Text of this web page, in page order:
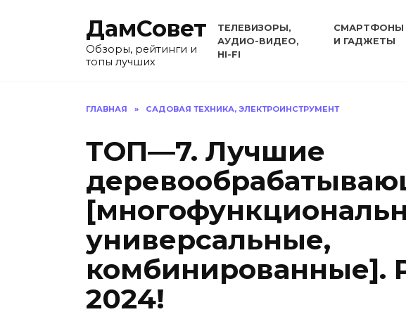
ДамСовет
Обзоры, рейтинги и
топы лучших
ТЕЛЕВИЗОРЫ,
АУДИО-ВИДЕО,
HI-FI
СМАРТФОНЫ
И ГАДЖЕТЫ
ГЛАВНАЯ » САДОВАЯ ТЕХНИКА, ЭЛЕКТРОИНСТРУМЕНТ
ТОП—7. Лучшие
универсальные,
комбинированные].
2024!